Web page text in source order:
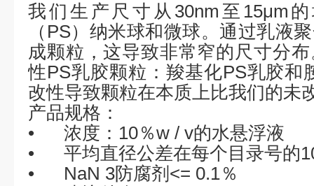
我们生产尺寸从 30nm 至 15μm
（ PS）纳米球和微球。通过乳液
成颗粒，这导致非常窄的尺寸分
性PS乳胶颗粒：羧基化PS乳胶和
改性导致颗粒在本质上比我们的未
产品规格：
•
浓度： 10％w / v的水悬浮液
•
平均直径公差在每个目录号的
•
NaN 3防腐剂 <= 0.1％